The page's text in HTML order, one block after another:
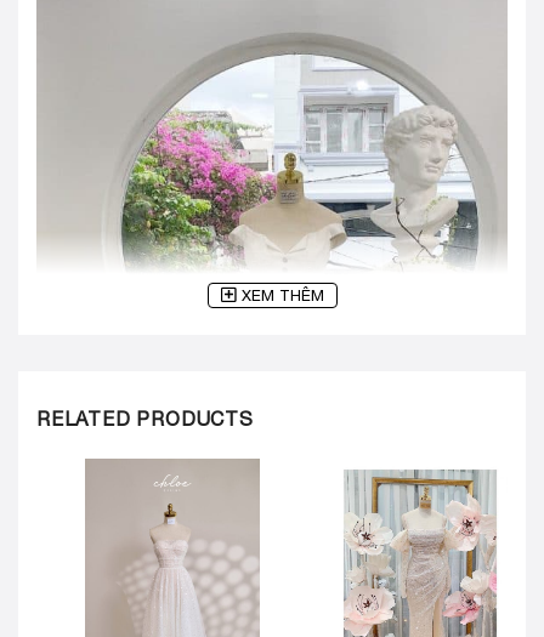
XEM THÊM
RELATED PRODUCTS